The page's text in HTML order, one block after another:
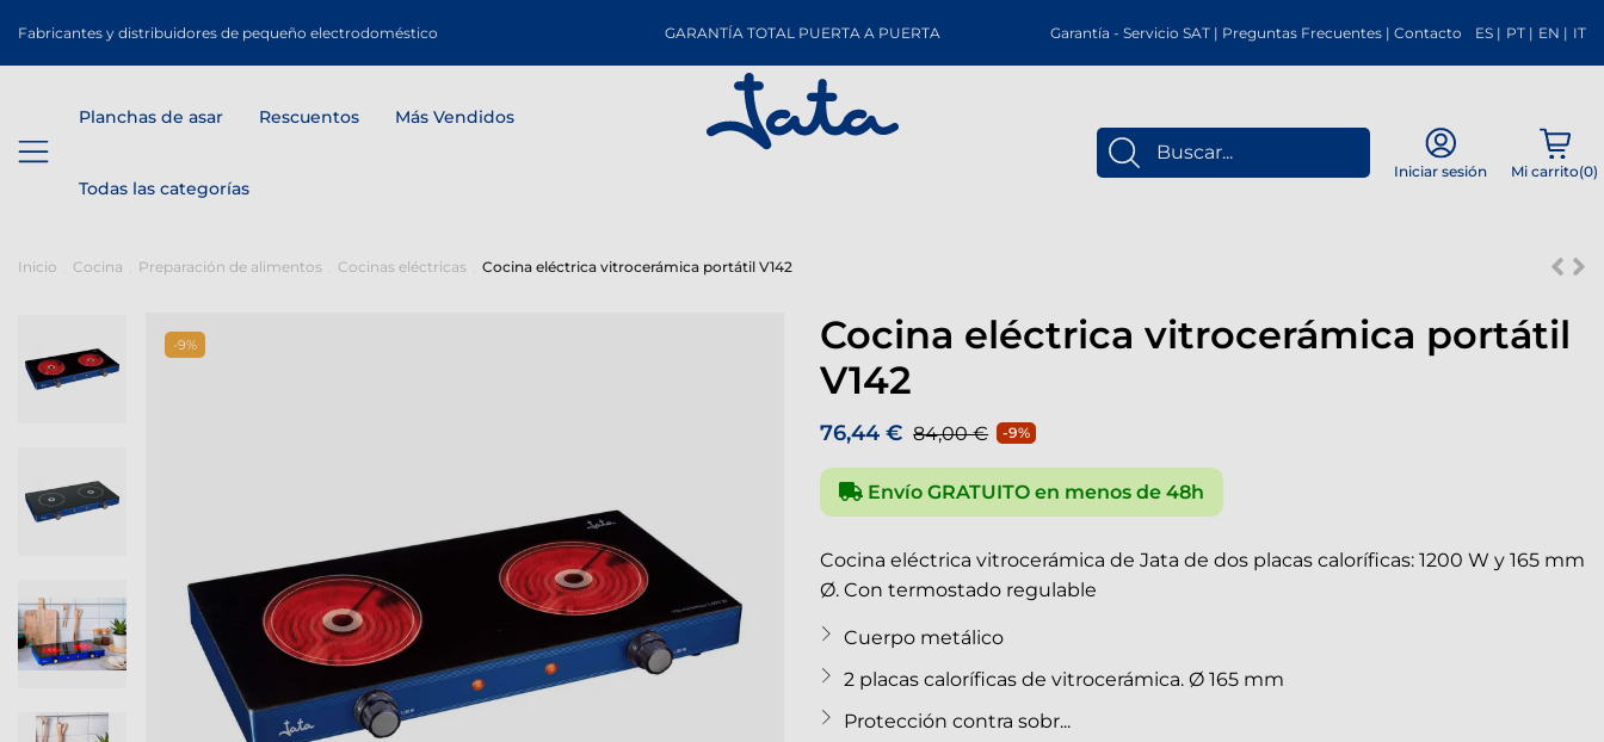
Fabricantes y distribuidores de pequeño electrodoméstico GARANTÍA TOTAL PUERTA A PUERTA Garantía - Servicio SAT | Preguntas Frecuentes | Contacto ES | PT | EN | IT
Planchas de asar Rescuentos Más Vendidos
Todas las categorías
Iniciar sesión Mi carrito(0)
Inicio Cocina Preparación de alimentos Cocinas eléctricas Cocina eléctrica vitrocerámica portátil V142
-9%
Cocina eléctrica vitrocerámica portátil
V142
76,44 € 84,00 € -9%
Envío GRATUITO en menos de 48h
Cocina eléctrica vitrocerámica de Jata de dos placas caloríficas: 1200 W y 165 mm
Ø. Con termostado regulable
Cuerpo metálico
2 placas caloríficas de vitrocerámica. Ø 165 mm
Protección contra sobr...